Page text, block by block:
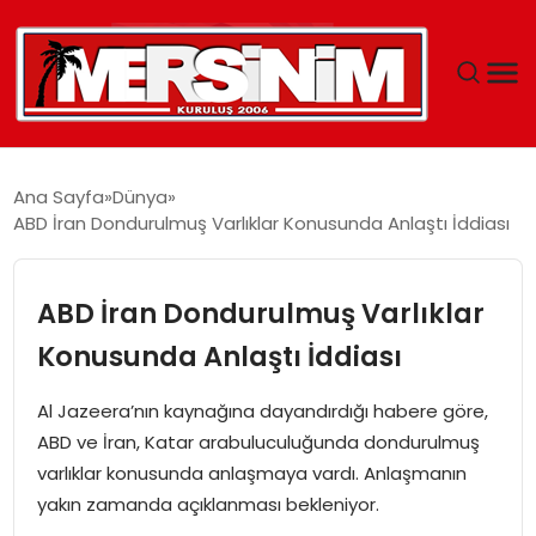
GÜNCEL
SAĞLIK
EĞITIM
SPOR
Ana Sayfa Dünya
ABD İran Dondurulmuş Varlıklar Konusunda Anlaştı İddiası
ABD İran Dondurulmuş Varlıklar
Konusunda Anlaştı İddiası
Al Jazeera’nın kaynağına dayandırdığı habere göre,
ABD ve İran, Katar arabuluculuğunda dondurulmuş
varlıklar konusunda anlaşmaya vardı. Anlaşmanın
yakın zamanda açıklanması bekleniyor.